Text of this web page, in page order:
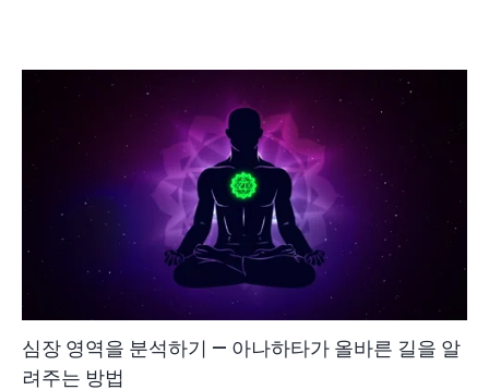
심장 영역을 분석하기 — 아나하타가 올바른 길을 알
려주는 방법